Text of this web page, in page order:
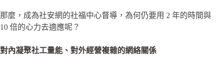
那麼，成為社安網的社福中心督導，為何仍要用 2 年的時間與
10 倍的心力去適應呢？
對內凝聚社工量能、對外經營複雜的網絡關係